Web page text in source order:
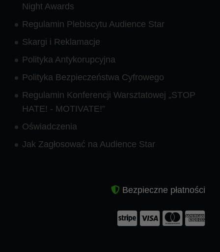
Night Awards
Regulamin Plebiscytu Audience Star
Skargi i Reklamacje
Polityka Antykorupcyjna
Polityka Bezpieczeństwa Cyfrowego
Regulamin Konferencji Warsztatowej „STOP
HATE! - MOTIVATE!”
Oświadczenia
Jak Zagłosować na Audience Star
Bezpieczne płatności